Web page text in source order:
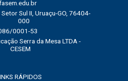
Setor Sul II, Uruaçu-GO, 76404-
000
0001-53
Serra da Mesa LTDA -
CESEM
RÁPIDOS